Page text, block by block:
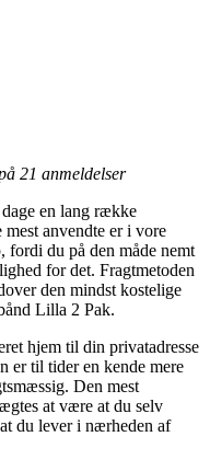
21 anmeldelser
en lang række
anvendte er i vore
fordi du på den måde nemt
for det. Fragtmetoden
den mindst kostelige
Lilla 2 Pak.
hjem til din privatadresse
er til tider en kende mere
Den mest
at være at du selv
du lever i nærheden af